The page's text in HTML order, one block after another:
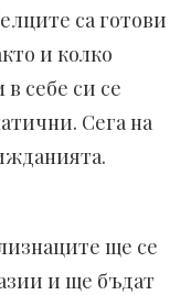
са готови
и колко
себе си се
Сега на
ще се
и ще бъдат